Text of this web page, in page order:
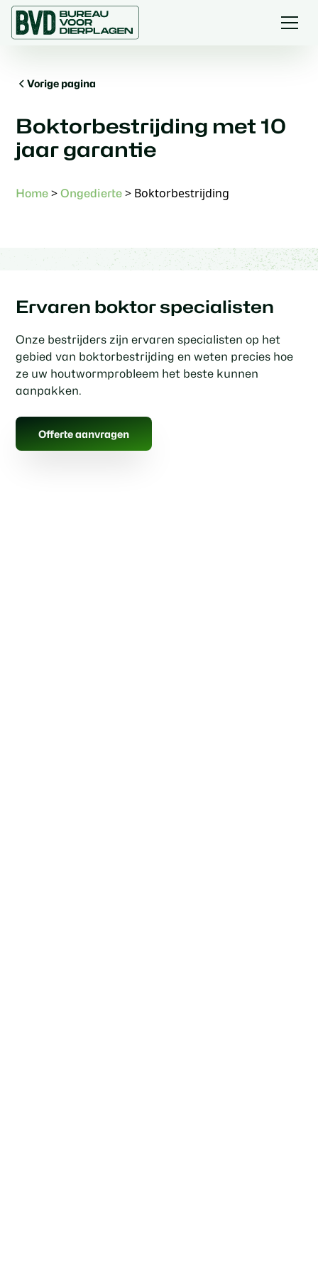
Vorige pagina
Boktorbestrijding met 10
jaar garantie
Home >Ongedierte > Boktorbestrijding
Ervaren boktor specialisten
Onze bestrijders zijn ervaren specialisten op het
gebied van boktorbestrijding en weten precies hoe
ze uw houtwormprobleem het beste kunnen
aanpakken.
Offerte aanvragen